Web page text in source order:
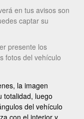
en tus avisos son
captar su
presente los
fotos del vehículo
la imagen
totalidad, luego
del vehículo
con el interior y